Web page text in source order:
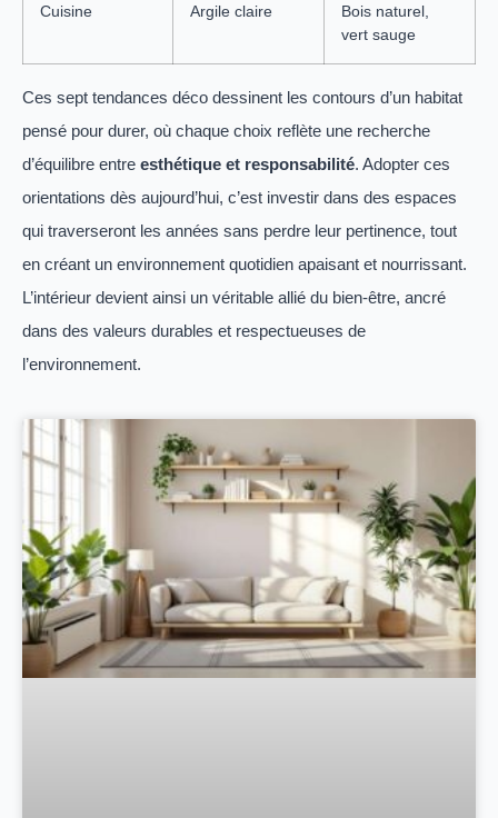
Cuisine Argile claire
Bois naturel,
vert sauge
Ces sept tendances déco dessinent les contours d’un habitat
pensé pour durer, où chaque choix reflète une recherche
d’équilibre entre esthétique et responsabilité. Adopter ces
orientations dès aujourd’hui, c’est investir dans des espaces
qui traverseront les années sans perdre leur pertinence, tout
en créant un environnement quotidien apaisant et nourrissant.
L’intérieur devient ainsi un véritable allié du bien-être, ancré
dans des valeurs durables et respectueuses de
l’environnement.